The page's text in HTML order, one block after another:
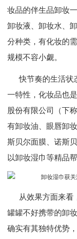
妆品的伴生品卸妆
卸妆液、卸妆水、
分种类，有化妆的
规模不容小觑。
快节奏的生活状
一特性，化妆品也是
股份有限公司（下
有卸妆油、眼唇卸
斯贝尔面膜、诺斯
以卸妆湿巾等精品
从效果方面来看
罐罐不好携带的卸
确实有其独特优势